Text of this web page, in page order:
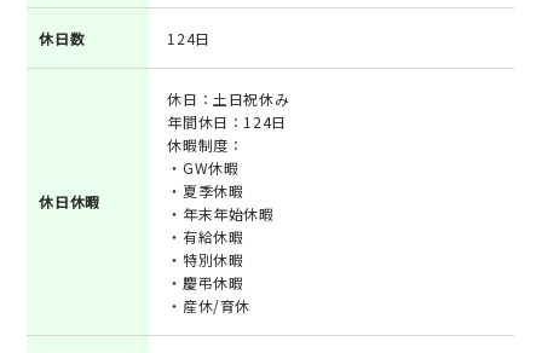
休日数 124日
休日休暇
休日：土日祝休み
年間休日：124日
休暇制度：
・GW休暇
・夏季休暇
・年末年始休暇
・有給休暇
・特別休暇
・慶弔休暇
・産休/育休